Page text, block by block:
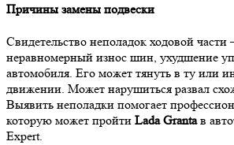
Причины замены подвески
Свидетельство неполадок ходовой части
неравномерный износ шин, ухудшение
автомобиля. Его может тянуть в ту или
движении. Может нарушиться развал
Выявить неполадки помогает
которую может пройти Lada Grantaв
Expert.